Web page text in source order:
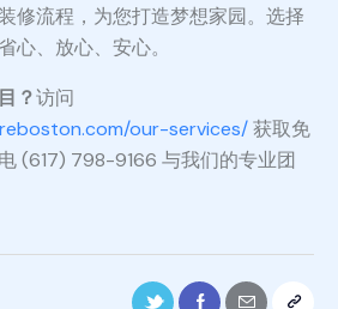
修流程，为您打造梦想家园。选择
心、放心、安心。
？访问
our-services/获取免
(617) 798-9166 与我们的专业团